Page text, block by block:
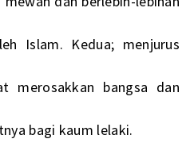
Islam. Kedua; menjurus
merosakkan bangsa dan
bagi kaum lelaki.